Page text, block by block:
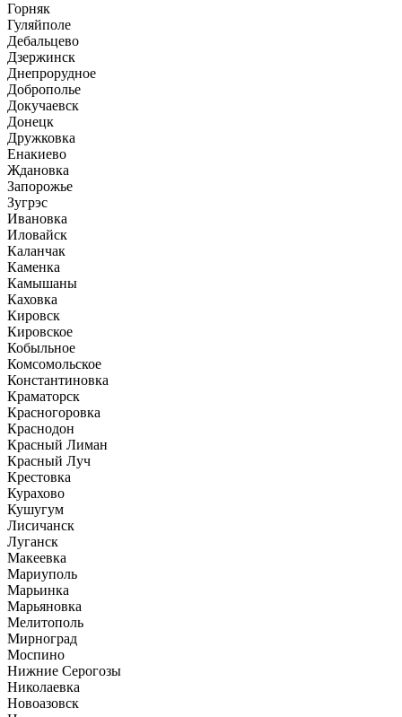
Горняк
Гуляйполе
Дебальцево
Дзержинск
Днепрорудное
Доброполье
Докучаевск
Донецк
Дружковка
Енакиево
Ждановка
Запорожье
Зугрэс
Ивановка
Иловайск
Каланчак
Каменка
Камышаны
Каховка
Кировск
Кировское
Кобыльное
Комсомольское
Константиновка
Краматорск
Красногоровка
Краснодон
Красный Лиман
Красный Луч
Крестовка
Курахово
Кушугум
Лисичанск
Луганск
Макеевка
Мариуполь
Марьинка
Марьяновка
Мелитополь
Мирноград
Моспино
Нижние Серогозы
Николаевка
Новоазовск